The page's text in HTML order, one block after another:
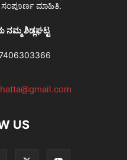
ಸಂಪೂರ್ಣ ಮಾಹಿತಿ.
ನಮ್ಮ ಶಿಡ್ಲಘಟ್ಟ
US